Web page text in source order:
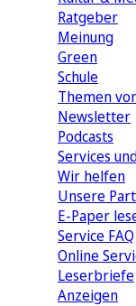
Ratgeber
Meinung
Green
Schule
Themen
Newsletter
Podcasts
Services
Wir helfen
Unsere
E-Paper
Service FAQ
Online
Leserbriefe
Anzeigen